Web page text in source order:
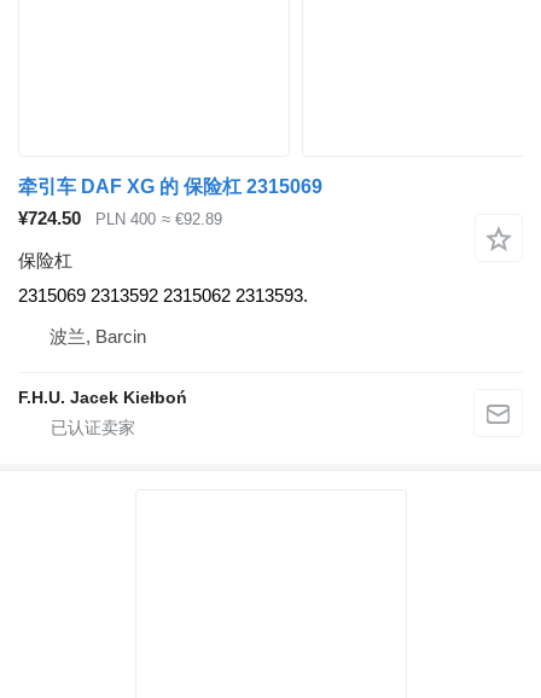
牵引车 DAF XG 的 保险杠 2315069
¥724.50
PLN 400 ≈ €92.89
保险杠
2315069 2313592 2315062 2313593.
波兰, Barcin
F.H.U. Jacek Kiełboń